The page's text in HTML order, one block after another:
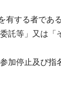
する者である
託等」又は「
加停止及び指